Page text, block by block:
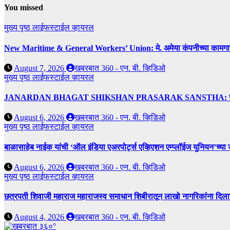
You missed
मुख्य पृष्ठलाईफस्टाईलव्हायरल
New Maritime & General Workers’ Union: मे. अमेया कंपनीच्या
August 7, 2026
खबरबात 360 - एन. बी. व्हिडिओ
मुख्य पृष्ठलाईफस्टाईलव्हायरल
JANARDAN BHAGAT SHIKSHAN PRASARAK SANSTHA:
August 6, 2026
खबरबात 360 - एन. बी. व्हिडिओ
मुख्य पृष्ठलाईफस्टाईलव्हायरल
बाळासाहेब नाईक यांची ‘ऑल इंडिया एअरपोर्ट्स एव्हिएशन एम्प्लॉईज युनियन’च्या
August 6, 2026
खबरबात 360 - एन. बी. व्हिडिओ
मुख्य पृष्ठलाईफस्टाईलव्हायरल
छत्रपती शिवाजी महाराज महाराजस्व समाधान शिबीरातून लाखो नागरिकांना
August 4, 2026 खबरबात 360 - एन. बी. व्हिडिओ